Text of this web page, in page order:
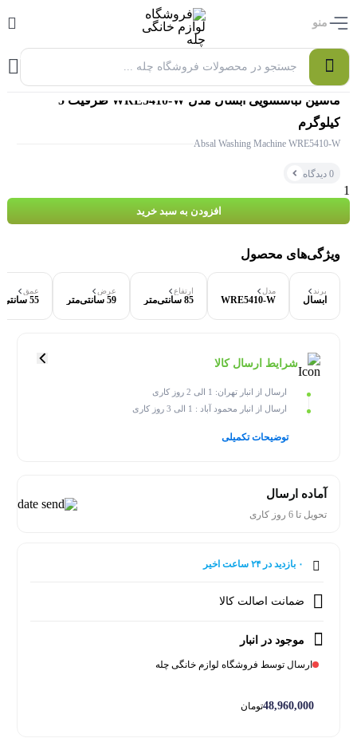
منو
0
۰ خریدار در ۱ ماه اخیر
ماشین لباسشویی آبسال مدل WRE5410-W ظرفیت 5
کیلوگرم
Absal Washing Machine WRE5410-W
0 دیدگاه
افزودن به سبد خرید
ویژگی‌های محصول
برند
آبسال
مدل
WRE5410-W
ارتفاع
85 سانتی‌متر
عرض
59 سانتی‌متر
عمق
55 سانتی‌متر
شرایط ارسال کالا
ارسال از انبار تهران: 1 الی 2 روز کاری
ارسال از انبار محمود آباد : 1 الی 3 روز کاری
توضیحات تکمیلی
آماده ارسال
تحویل تا 6 روز کاری
۰ بازدید در ۲۴ ساعت اخیر
ضمانت اصالت کالا
موجود در انبار
ارسال توسط فروشگاه لوازم خانگی چله
48,960,000تومان